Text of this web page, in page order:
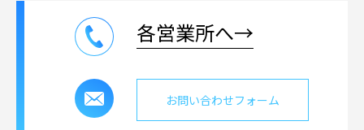
各営業所へ→
お問い合わせフォーム